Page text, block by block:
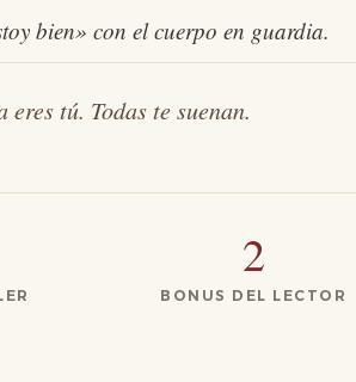
bien» con el cuerpo en guardia.
eres tú. Todas te suenan.
2
BONUS DEL LECTOR